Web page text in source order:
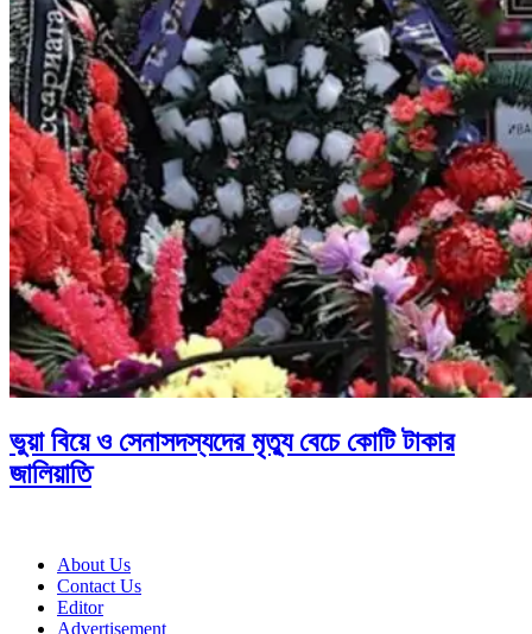
ভুয়া বিয়ে ও সেনাসদস্যদের মৃত্যু বেচে কোটি টাকার
জালিয়াতি
About Us
Contact Us
Editor
Advertisement